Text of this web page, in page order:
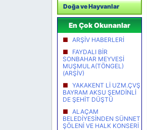
Doğa ve Hayvanlar
En Çok Okunanlar
ARŞİV HABERLERİ
FAYDALI BİR
SONBAHAR MEYVESİ
MUŞMULA(TÖNGEL)
(ARŞİV)
YAKAKENT Lİ UZM.ÇVŞ
BAYRAM AKSU ŞEMDİNLİ
DE ŞEHİT DÜŞTÜ
ALAÇAM
BELEDİYESİNDEN SÜNNET
ŞÖLENİ VE HALK KONSERİ